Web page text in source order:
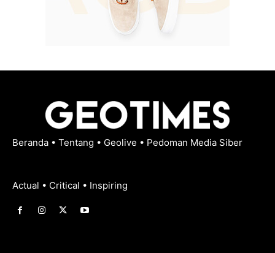
Beranda • Tentang • Geolive • Pedoman Media Siber
Actual • Critical • Inspiring